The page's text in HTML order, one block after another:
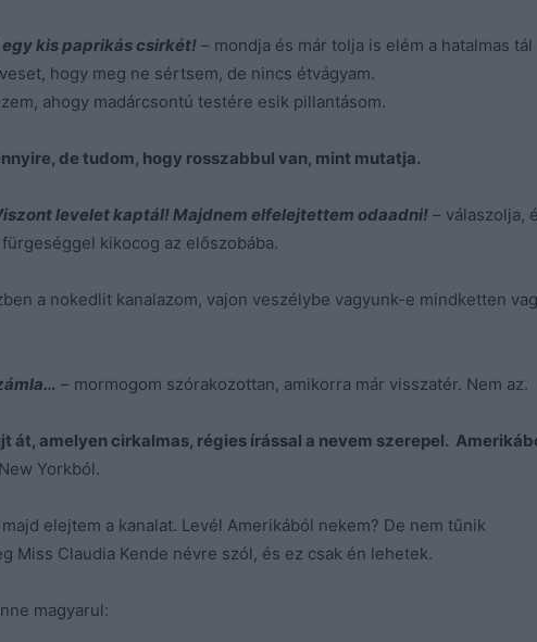
kis paprikás csirkét! – mondja és már tolja is elém a hatalmas tál
hogy meg ne sértsem, de nincs étvágyam.
ahogy madárcsontú testére esik pillantásom.
de tudom, hogy rosszabbul van, mint mutatja.
levelet kaptál! Majdnem elfelejtettem odaadni! – válaszolja,
kikocog az előszobába.
a nokedlit kanalazom, vajon veszélybe vagyunk-e mindketten
– mormogom szórakozottan, amikorra már visszatér. Nem az.
át, amelyen cirkalmas, régies írással a nevem szerepel.
Yorkból.
elejtem a kanalat. Levél Amerikából nekem? De nem tűnik
Miss Claudia Kende névre szól, és ez csak én lehetek.
magyarul: